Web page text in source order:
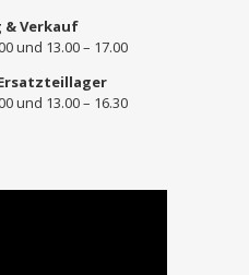
& Verkauf
und 13.00 – 17.00
und 13.00 – 16.30